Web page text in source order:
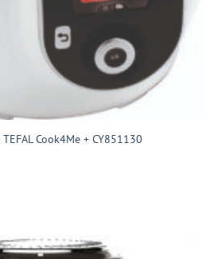
Cook4Me + CY851130